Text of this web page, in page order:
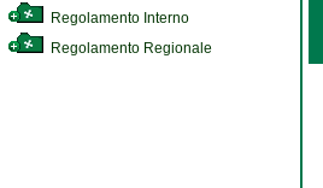
Regolamento Interno
Regolamento Regionale